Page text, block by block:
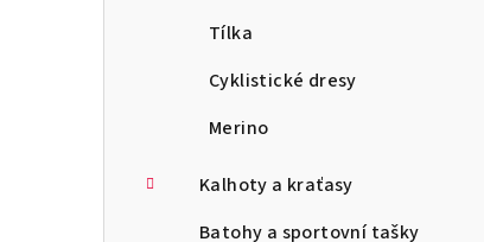
Tílka
Cyklistické dresy
Merino
Kalhoty a kraťasy
Batohy a sportovní tašky